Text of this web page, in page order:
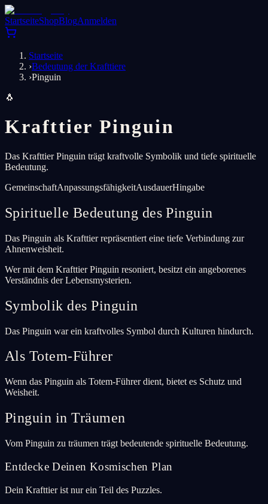
StartseiteShopBlogAnmelden
Startseite
›Bedeutung der Krafttiere
›Pinguin
🐧
Krafttier Pinguin
Das Krafttier Pinguin trägt kraftvolle Symbolik und tiefe spirituelle
Bedeutung.
GemeinschaftAnpassungsfähigkeitAusdauerHingabe
Spirituelle Bedeutung des Pinguin
Das Pinguin als Krafttier repräsentiert eine tiefe Verbindung zur
Ahnenweisheit.
Wer mit dem Krafttier Pinguin resoniert, besitzt ein angeborenes
Verständnis der Lebensmysterien.
Symbolik des Pinguin
Das Pinguin war ein kraftvolles Symbol durch Kulturen hindurch.
Als Totem-Führer
Wenn das Pinguin als Totem-Führer dient, bietet es Schutz und
Weisheit.
Pinguin in Träumen
Vom Pinguin zu träumen trägt bedeutende spirituelle Bedeutung.
Entdecke Deinen Kosmischen Plan
Dein Krafttier ist nur ein Teil des Puzzles.